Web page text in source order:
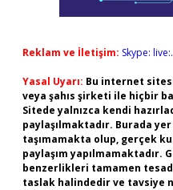
Reklam ve İletişim: Skype:
Yasal Uyarı: Bu internet
veya şahıs şirketi ile hiçbir
Sitede yalnızca kendi
paylaşılmaktadır. Burada
taşımamakta olup, gerçek
paylaşım yapılmamaktadır.
benzerlikleri tamamen
taslak halindedir ve tavsiye